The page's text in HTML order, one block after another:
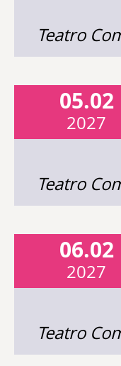
Teatro
05.02
2027
Teatro
06.02
2027
Teatro